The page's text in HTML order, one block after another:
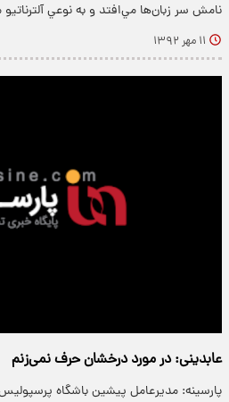
نامش سر زبان‌ها مي‌افتد و به نوعي
۱۱ مهر ۱۳۹۲
عابدینی: در مورد درخشان حرف نمی‌زنم
پارسینه: مدیرعامل پیشین باشگاه